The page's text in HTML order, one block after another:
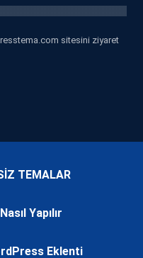
sitesini ziyaret
TEMALAR
Nasıl Yapılır
Eklenti